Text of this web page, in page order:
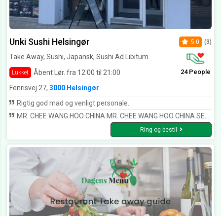
Unki Sushi Helsingør
Take Away, Sushi, Japansk, Sushi Ad Libitum
Lukket Åbent Lør. fra 12:00 til 21:00
5.0 (3)
24 People
Fenrisvej 27, 3000 Helsingør
Rigtig god mad og venligt personale.
MR. CHEE WANG HOO CHINA MR. CHEE WANG HOO CHINA SEE YOU - YOU SEE !
Ring og bestil